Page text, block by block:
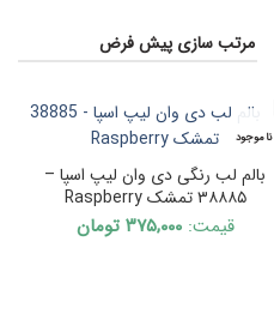
ناموجود
بالم لب رنگی دی وان لیپ اسپا –
۳۸۸۸۵ تمشک Raspberry
قیمت:۳۷۵,۰۰۰ تومان